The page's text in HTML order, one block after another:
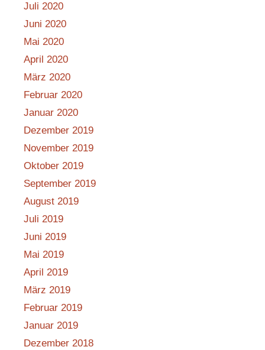
Juli 2020
Juni 2020
Mai 2020
April 2020
März 2020
Februar 2020
Januar 2020
Dezember 2019
November 2019
Oktober 2019
September 2019
August 2019
Juli 2019
Juni 2019
Mai 2019
April 2019
März 2019
Februar 2019
Januar 2019
Dezember 2018